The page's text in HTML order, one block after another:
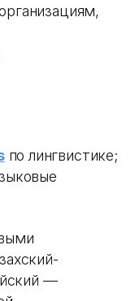
по лингвистике;
—